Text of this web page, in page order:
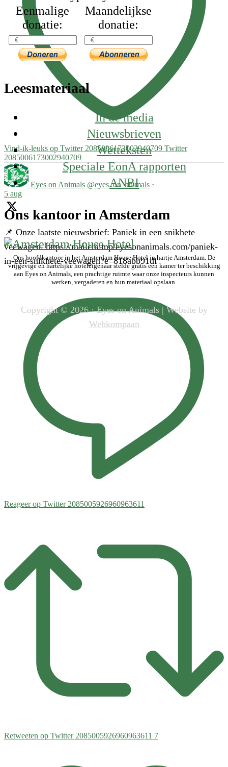
Vind-ik-leuks op Twitter 2085006173002940709 Twitter
2085006173002940709
Eyes on Animals @eyes_on_animals ·
5 aug
📌 Onze laatste nieuwsbrief: Paniek in een snikhete
veewagen. https://mailchi.mp/eyesonanimals.com/paniek-
in-een-snikhete-veewagen?e=818abb91df
Reageer op Twitter 2085005926960963611
Retweeten op Twitter 2085005926960963611 7
Eenmalige
donatie:
Maandelijkse
donatie:
Leesmateriaal
In de media
Nieuwsbrieven
Wetteksten
Speciale EonA rapporten
ANBI
Ons kantoor in Amsterdam
Ons hoofdkantoor in het Amsterdam House Hotel in hartje Amsterdam. De
vrijgevige en hartelijke hoteleigenaar stelde gratis een kamer ter beschikking
aan Eyes on Animals, een prachtige ruimte waar onze inspecteurs kunnen
werken, vergaderen en hun materiaal opslaan.
Copyright © 2026 · Eyes on Animals | Website by
Webkompaan